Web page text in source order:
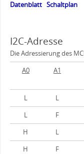
Datenblatt Schaltplan
I2C-Adresse
Die Adressierung des
A0 A1
L
L
L
F
H
L
H
F